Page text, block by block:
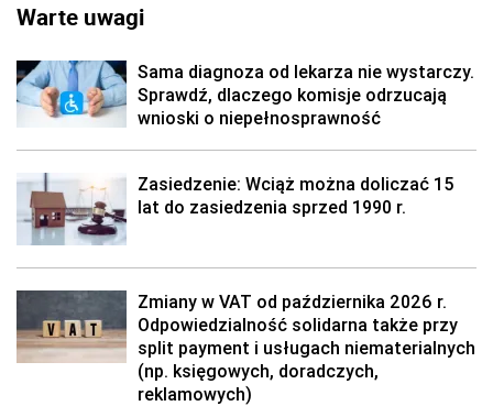
Warte uwagi
Sama diagnoza od lekarza nie wystarczy.
Sprawdź, dlaczego komisje odrzucają
wnioski o niepełnosprawność
Zasiedzenie: Wciąż można doliczać 15
lat do zasiedzenia sprzed 1990 r.
Zmiany w VAT od października 2026 r.
Odpowiedzialność solidarna także przy
split payment i usługach niematerialnych
(np. księgowych, doradczych,
reklamowych)